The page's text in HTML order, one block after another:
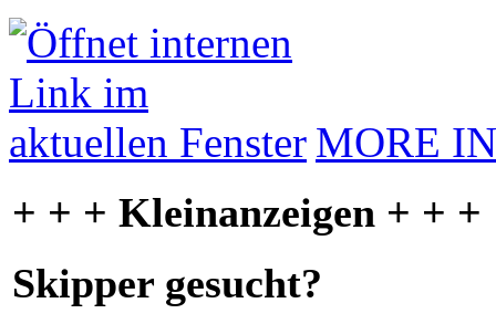
MORE
+ + + Kleinanzeigen + + +
Skipper gesucht?